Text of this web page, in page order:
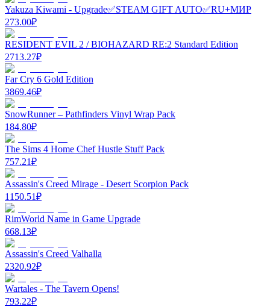
Yakuza Kiwami - Upgrade✅STEAM GIFT AUTO✅RU+МИР
273.00₽
RESIDENT EVIL 2 / BIOHAZARD RE:2 Standard Edition
2713.27₽
Far Cry 6 Gold Edition
3869.46₽
SnowRunner – Pathfinders Vinyl Wrap Pack
184.80₽
The Sims 4 Home Chef Hustle Stuff Pack
757.21₽
Assassin's Creed Mirage - Desert Scorpion Pack
1150.51₽
RimWorld Name in Game Upgrade
668.13₽
Assassin's Creed Valhalla
2320.92₽
Wartales - The Tavern Opens!
793.22₽